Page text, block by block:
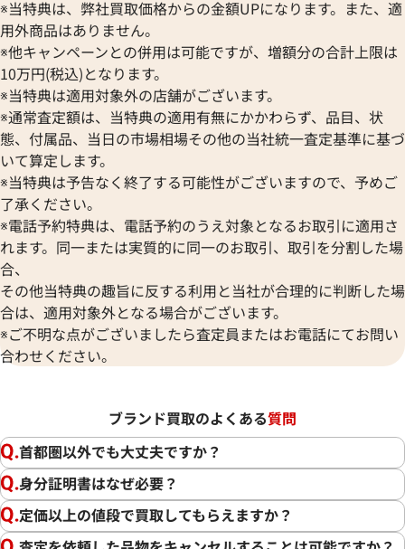
※当特典は、弊社買取価格からの金額UPになります。また、適
用外商品はありません。
※他キャンペーンとの併用は可能ですが、増額分の合計上限は
10万円(税込)となります。
※当特典は適用対象外の店舗がございます。
※通常査定額は、当特典の適用有無にかかわらず、品目、状
態、付属品、当日の市場相場その他の当社統一査定基準に基づ
いて算定します。
※当特典は予告なく終了する可能性がございますので、予めご
了承ください。
※電話予約特典は、電話予約のうえ対象となるお取引に適用さ
れます。同一または実質的に同一のお取引、取引を分割した場
合、
その他当特典の趣旨に反する利用と当社が合理的に判断した場
合は、適用対象外となる場合がございます。
※ご不明な点がございましたら査定員またはお電話にてお問い
合わせください。
ブランド買取のよくある質問
首都圏以外でも大丈夫ですか？
身分証明書はなぜ必要？
定価以上の値段で買取してもらえますか？